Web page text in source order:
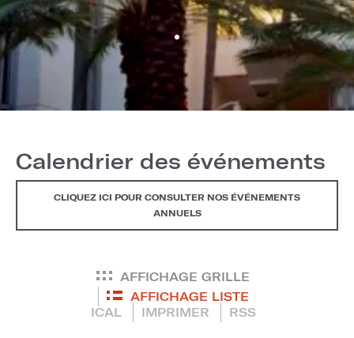
Calendrier des événements
CLIQUEZ ICI POUR CONSULTER NOS ÉVÉNEMENTS
ANNUELS
AFFICHAGE GRILLE
AFFICHAGE LISTE
ICAL
IMPRIMER RSS